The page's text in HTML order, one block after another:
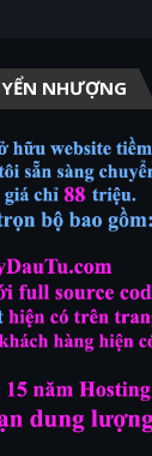
NHƯỢNG